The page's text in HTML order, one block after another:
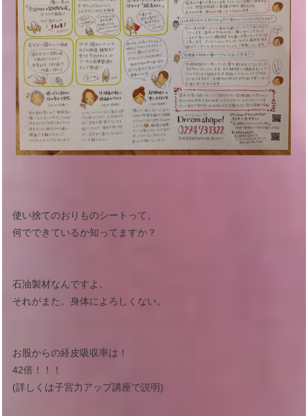
使い捨てのおりものシートって。
何でできているか知ってますか？
石油製材なんですよ。
それがまた。身体によろしくない。
お股からの経皮吸収率は！
42倍！！！
(詳しくは子宮力アップ講座で説明)